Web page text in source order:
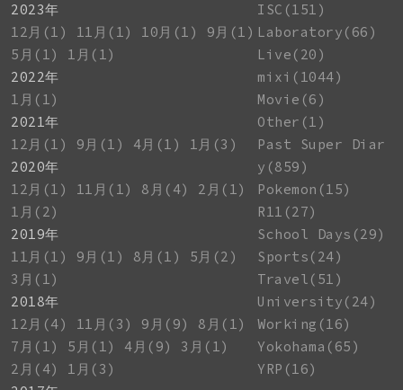
2023年
12月(1)
11月(1) 10月(1)
9月(1)
5月(1)
1月(1)
2022年
1月(1)
2021年
12月(1)
9月(1) 4月(1)
1月(3)
2020年
12月(1)
11月(1) 8月(4)
2月(1)
1月(2)
2019年
11月(1)
9月(1) 8月(1)
5月(2)
3月(1)
2018年
12月(4)
11月(3) 9月(9)
8月(1)
7月(1)
5月(1) 4月(9)
3月(1)
2月(4)
1月(3)
ISC(151)
Laboratory(66)
Live(20)
mixi(1044)
Movie(6)
Other(1)
Past Super Diar
y(859)
Pokemon(15)
R11(27)
School Days(29)
Sports(24)
Travel(51)
University(24)
Working(16)
Yokohama(65)
YRP(16)